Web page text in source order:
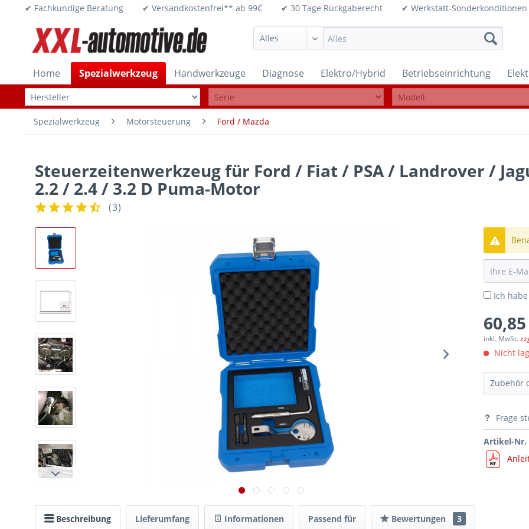
✔ Fachkundige Beratung ✔ Versandkostenfrei** ab 99€ ✔ 30 Tage Rückgaberecht ✔ Werkstatt-
Home Spezialwerkzeug Handwerkzeuge Diagnose Elektro/Hybrid Betriebseinrichtung
Spezialwerkzeug Motorsteuerung Ford / Mazda
Steuerzeitenwerkzeug für Ford / Fiat / PSA / Landrover /
2.2 / 2.4 / 3.2 D Puma-Motor
(3)
Ich
inkl. MwSt.
Nicht
Zubehör
Frage
Artikel-Nr.
Beschreibung Lieferumfang Informationen Passend für Bewertungen 3